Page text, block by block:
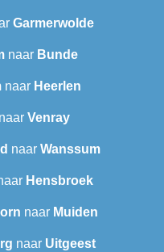
Garmerwolde
naar Bunde
naar Heerlen
naar Venray
naar Wanssum
Hensbroek
naar Muiden
naar Uitgeest